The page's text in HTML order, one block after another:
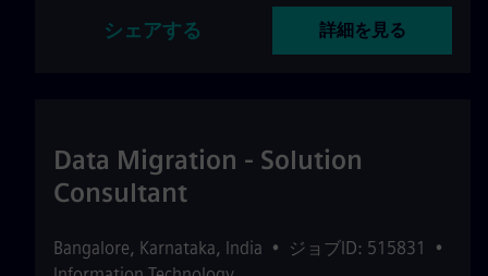
シェアする 詳細を見る
Data Migration - Solution
Consultant
Bangalore, Karnataka, India • ジョブID: 515831
•